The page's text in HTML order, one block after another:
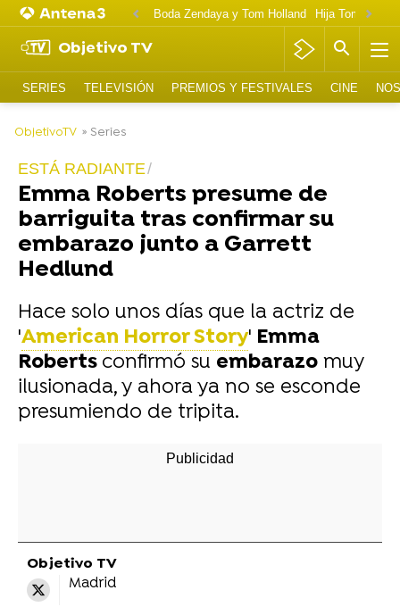
Boda Zendaya y Tom Holland Hija Tom
Objetivo TV
SERIES TELEVISIÓN PREMIOS Y FESTIVALES CINE
ObjetivoTV » Series
ESTÁ RADIANTE
Emma Roberts presume de
barriguita tras confirmar su
embarazo junto a Garrett
Hedlund
Hace solo unos días que la actriz de
'American Horror Story' Emma
Roberts confirmó su embarazo muy
ilusionada, y ahora ya no se esconde
presumiendo de tripita.
Objetivo TV
Madrid